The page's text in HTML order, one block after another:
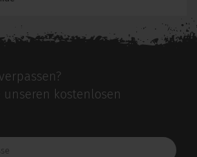
kostenlosen